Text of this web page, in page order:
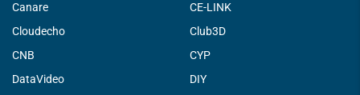
Canare
CE-LINK
Cloudecho
Club3D
CNB
CYP
DataVideo
DIY